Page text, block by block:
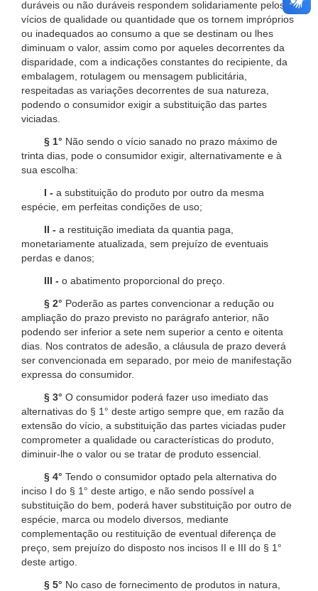
duráveis ou não duráveis respondem solidariamente pelos
vícios de qualidade ou quantidade que os tornem impróprios
ou inadequados ao consumo a que se destinam ou lhes
diminuam o valor, assim como por aqueles decorrentes da
disparidade, com a indicações constantes do recipiente, da
embalagem, rotulagem ou mensagem publicitária,
respeitadas as variações decorrentes de sua natureza,
podendo o consumidor exigir a substituição das partes
viciadas.
§ 1° Não sendo o vício sanado no prazo máximo de
trinta dias, pode o consumidor exigir, alternativamente e à
sua escolha:
I - a substituição do produto por outro da mesma
espécie, em perfeitas condições de uso;
II - a restituição imediata da quantia paga,
monetariamente atualizada, sem prejuízo de eventuais
perdas e danos;
III - o abatimento proporcional do preço.
§ 2° Poderão as partes convencionar a redução ou
ampliação do prazo previsto no parágrafo anterior, não
podendo ser inferior a sete nem superior a cento e oitenta
dias. Nos contratos de adesão, a cláusula de prazo deverá
ser convencionada em separado, por meio de manifestação
expressa do consumidor.
§ 3° O consumidor poderá fazer uso imediato das
alternativas do § 1° deste artigo sempre que, em razão da
extensão do vício, a substituição das partes viciadas puder
comprometer a qualidade ou características do produto,
diminuir-lhe o valor ou se tratar de produto essencial.
§ 4° Tendo o consumidor optado pela alternativa do
inciso I do § 1° deste artigo, e não sendo possível a
substituição do bem, poderá haver substituição por outro de
espécie, marca ou modelo diversos, mediante
complementação ou restituição de eventual diferença de
preço, sem prejuízo do disposto nos incisos II e III do § 1°
deste artigo.
§ 5° No caso de fornecimento de produtos in natura,